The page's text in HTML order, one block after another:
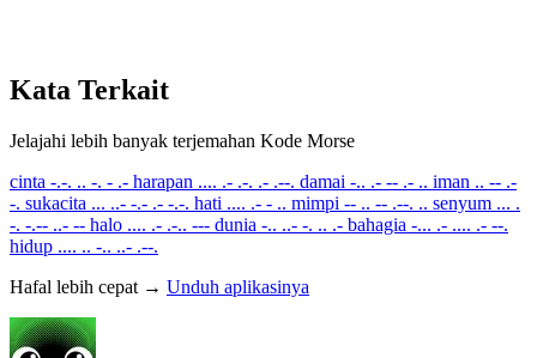
Kata Terkait
Jelajahi lebih banyak terjemahan Kode Morse
cinta -.-. .. -. - .- harapan .... .- .-. .- .--. damai -.. .- -- .- .. iman .. -- .-
-. sukacita ... ..- -.- .- -.-. hati .... .- - .. mimpi -- .. -- .--. .. senyum ... .
-. -.-- ..- -- halo .... .- .-.. --- dunia -.. ..- -. .. .- bahagia -... .- .... .- --.
hidup .... .. -.. ..- .--.
Hafal lebih cepat → Unduh aplikasinya